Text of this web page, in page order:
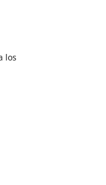
los